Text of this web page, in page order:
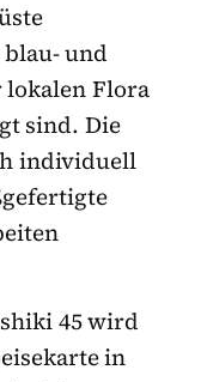
und
lokalen Flora
sind. Die
individuell
45 wird
in